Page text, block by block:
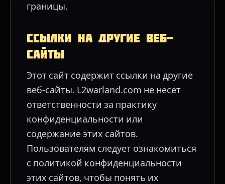
границы.
Ссылки на другие веб-
сайты
Этот сайт содержит ссылки на другие
веб-сайты. L2warland.com не несёт
ответственности за практику
конфиденциальности или
содержание этих сайтов.
Пользователям следует ознакомиться
с политикой конфиденциальности
этих сайтов, чтобы понять их